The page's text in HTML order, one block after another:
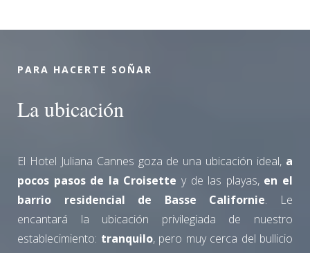
PARA HACERTE SOÑAR
La ubicación
El Hotel Juliana Cannes goza de una ubicación ideal, a
pocos pasos de la Croisette y de las playas, en el
barrio residencial de Basse Californie. Le
encantará la ubicación privilegiada de nuestro
establecimiento: tranquilo, pero muy cerca del bullicio